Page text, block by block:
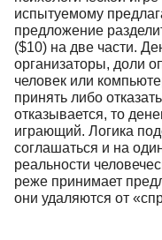
испытуемому
предложение
($10) на две части.
организаторы, доли
человек или
принять либо
отказывается, то
играющий. Логика
соглашаться и на
реальности
реже принимает
они удаляются от